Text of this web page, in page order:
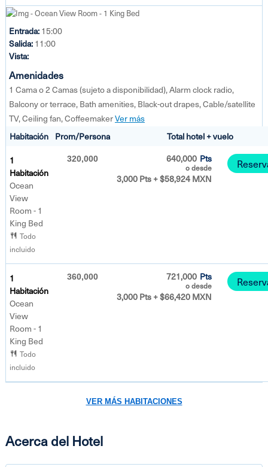
Entrada:15:00
Salida:11:00
Vista:
Amenidades
1 Cama o 2 Camas (sujeto a disponibilidad), Alarm clock radio,
Balcony or terrace, Bath amenities, Black-out drapes, Cable/satellite
TV, Ceiling fan, CoffeemakerVer más
Habitación Prom/Persona
Total hotel + vuelo
1
Habitación
Ocean
View
Room - 1
King Bed
Todo
incluido
320,000 640,000 Pts
o desde
3,000 Pts + $58,924 MXN
1
Habitación
Ocean
View
Room - 1
King Bed
Todo
incluido
360,000 721,000 Pts
o desde
3,000 Pts + $66,420 MXN
VER MÁS HABITACIONES
Acerca del Hotel